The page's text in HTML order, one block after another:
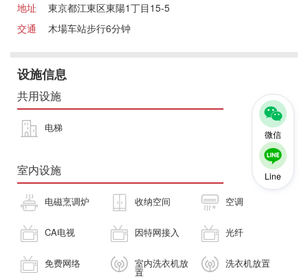
微信
Line
地址
東京都江東区東陽1丁目15-5
交通
木場车站步行6分钟
设施信息
共用设施
电梯
室内设施
电磁烹调炉 收纳空间 空调
CA电视 因特网接入 光纤
免费网络 室内洗衣机放
置
洗衣机放置